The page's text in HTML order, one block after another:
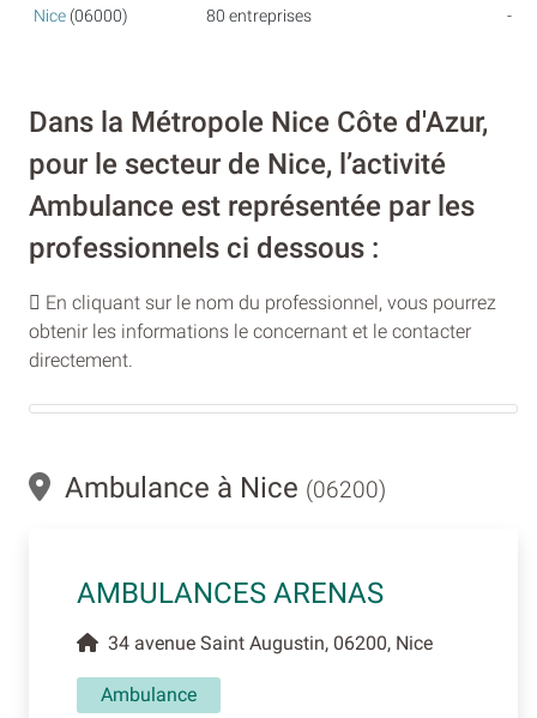
Nice (06000) 80 entreprises -
Dans la Métropole Nice Côte d'Azur,
pour le secteur de Nice, l’activité
Ambulance est représentée par les
professionnels ci dessous :
En cliquant sur le nom du professionnel, vous pourrez
obtenir les informations le concernant et le contacter
directement.
Ambulance à Nice (06200)
AMBULANCES ARENAS
34 avenue Saint Augustin, 06200, Nice
Ambulance